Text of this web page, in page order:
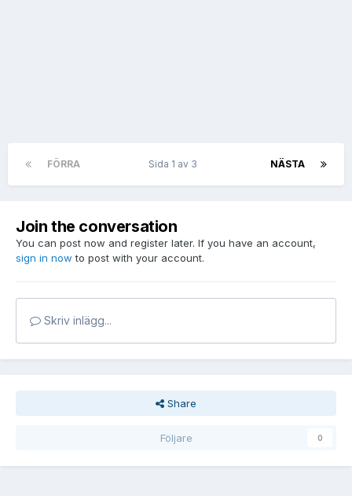
FÖRRA NÄSTA
Sida 1 av 3
Join the conversation
You can post now and register later. If you have an account,
sign in now to post with your account.
Skriv inlägg...
Share
Följare 0